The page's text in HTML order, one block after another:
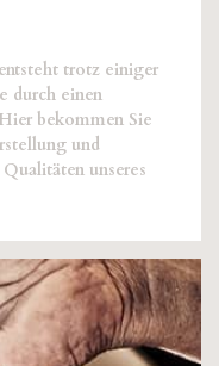
trotz einiger
durch einen
bekommen Sie
und
unseres